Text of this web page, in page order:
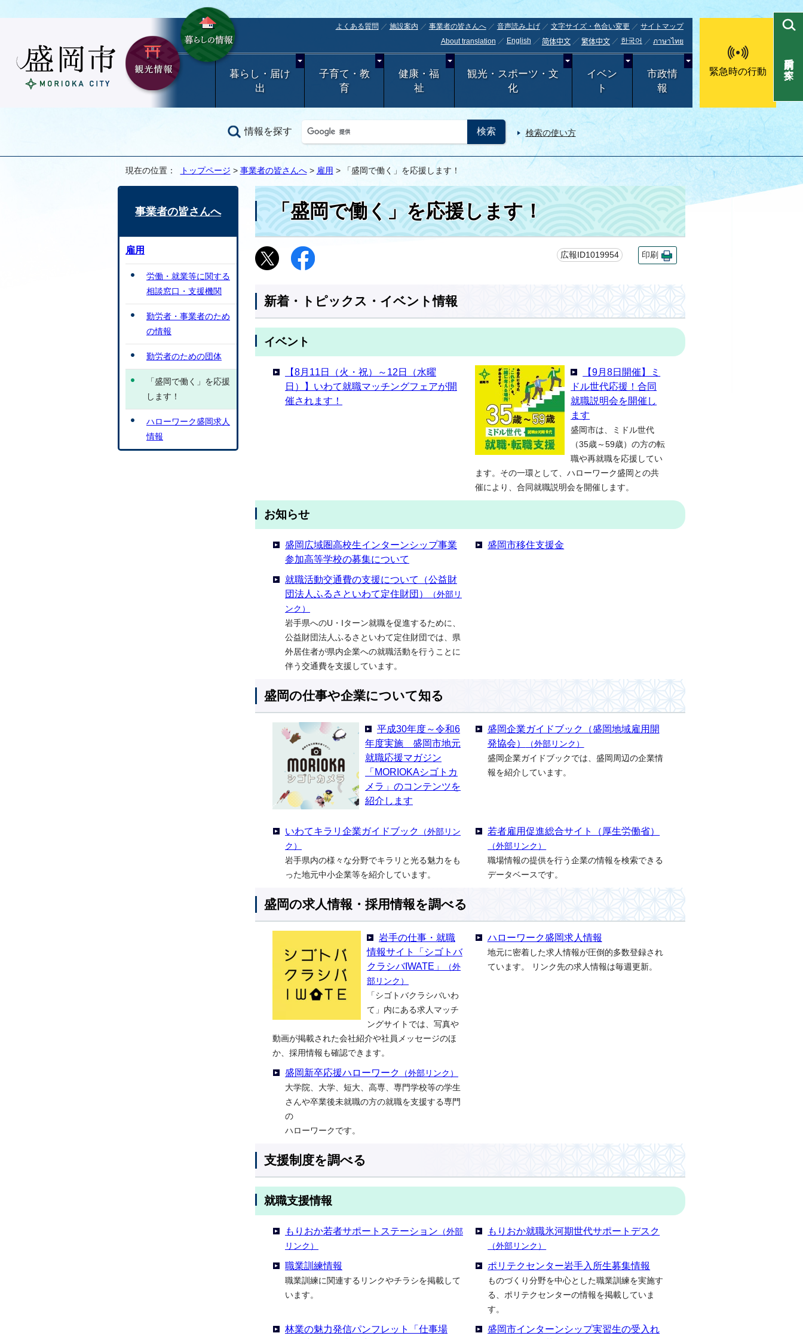
よくある質問 施設案内 事業者の皆さんへ 音声読み上げ 文字サイズ・色合い変更
サイトマップ
About translation
English 简体中文 繁体中文 한국어 ภาษาไทย
暮らし・届け
出
子育て・教
育
健康・福
祉
観光・スポーツ・文
化
イベン
ト
市政情
報
緊急時の行動
情報を探す 検索の使い方
目的別で探す
現在の位置： トップページ > 事業者の皆さんへ> 雇用 > 「盛岡で働く」を応援します！
「盛岡で働く」を応援します！
広報ID1019954 印刷
新着・トピックス・イベント情報
イベント
【8月11日（火・祝）～12日（水曜
日）】いわて就職マッチングフェアが開
催されます！
【9月8日開催】ミ
ドル世代応援！合同
就職説明会を開催し
ます
盛岡市は、ミドル世代
（35歳～59歳）の方の転
職や再就職を応援してい
ます。その一環として、ハローワーク盛岡との共
催により、合同就職説明会を開催します。
お知らせ
盛岡広域圏高校生インターンシップ事業
参加高等学校の募集について
盛岡市移住支援金
就職活動交通費の支援について（公益財
団法人ふるさといわて定住財団）
（外部リ
ンク）
岩手県へのU・Iターン就職を促進するために、
公益財団法人ふるさといわて定住財団では、県
外居住者が県内企業への就職活動を行うことに
伴う交通費を支援しています。
盛岡の仕事や企業について知る
平成30年度～令和6
年度実施 盛岡市地元
就職応援マガジン
「MORIOKAシゴトカ
メラ」のコンテンツを
紹介します
盛岡企業ガイドブック（盛岡地域雇用開
発協会）
（外部リンク）
盛岡企業ガイドブックでは、盛岡周辺の企業情
報を紹介しています。
いわてキラリ企業ガイドブック
（外部リン
ク）
岩手県内の様々な分野でキラリと光る魅力をも
った地元中小企業等を紹介しています。
若者雇用促進総合サイト（厚生労働省）
（外部リンク）
職場情報の提供を行う企業の情報を検索できる
データベースです。
盛岡の求人情報・採用情報を調べる
岩手の仕事・就職
情報サイト「シゴトバ
クラシバIWATE」
（外
部リンク）
「シゴトバクラシバいわ
て」内にある求人マッチ
ングサイトでは、写真や
動画が掲載された会社紹介や社員メッセージのほ
か、採用情報も確認できます。
ハローワーク盛岡求人情報
地元に密着した求人情報が圧倒的多数登録され
ています。 リンク先の求人情報は毎週更新。
盛岡新卒応援ハローワーク
（外部リンク）
大学院、大学、短大、高専、専門学校等の学生
さんや卒業後未就職の方の就職を支援する専門
の
ハローワークです。
支援制度を調べる
就職支援情報
もりおか若者サポートステーション （外部
リンク）
もりおか就職氷河期世代サポートデスク
（外部リンク）
職業訓練情報
職業訓練に関連するリンクやチラシを掲載して
います。
ポリテクセンター岩手入所生募集情報
ものづくり分野を中心とした職業訓練を実施す
る、ポリテクセンターの情報を掲載していま
す。
林業の魅力発信パンフレット「仕事場
盛岡市インターンシップ実習生の受入れ
事業者の皆さんへ
雇用
労働・就業等に関する
相談窓口・支援機関
勤労者・事業者のため
の情報
勤労者のための団体
「盛岡で働く」を応援
します！
ハローワーク盛岡求人
情報